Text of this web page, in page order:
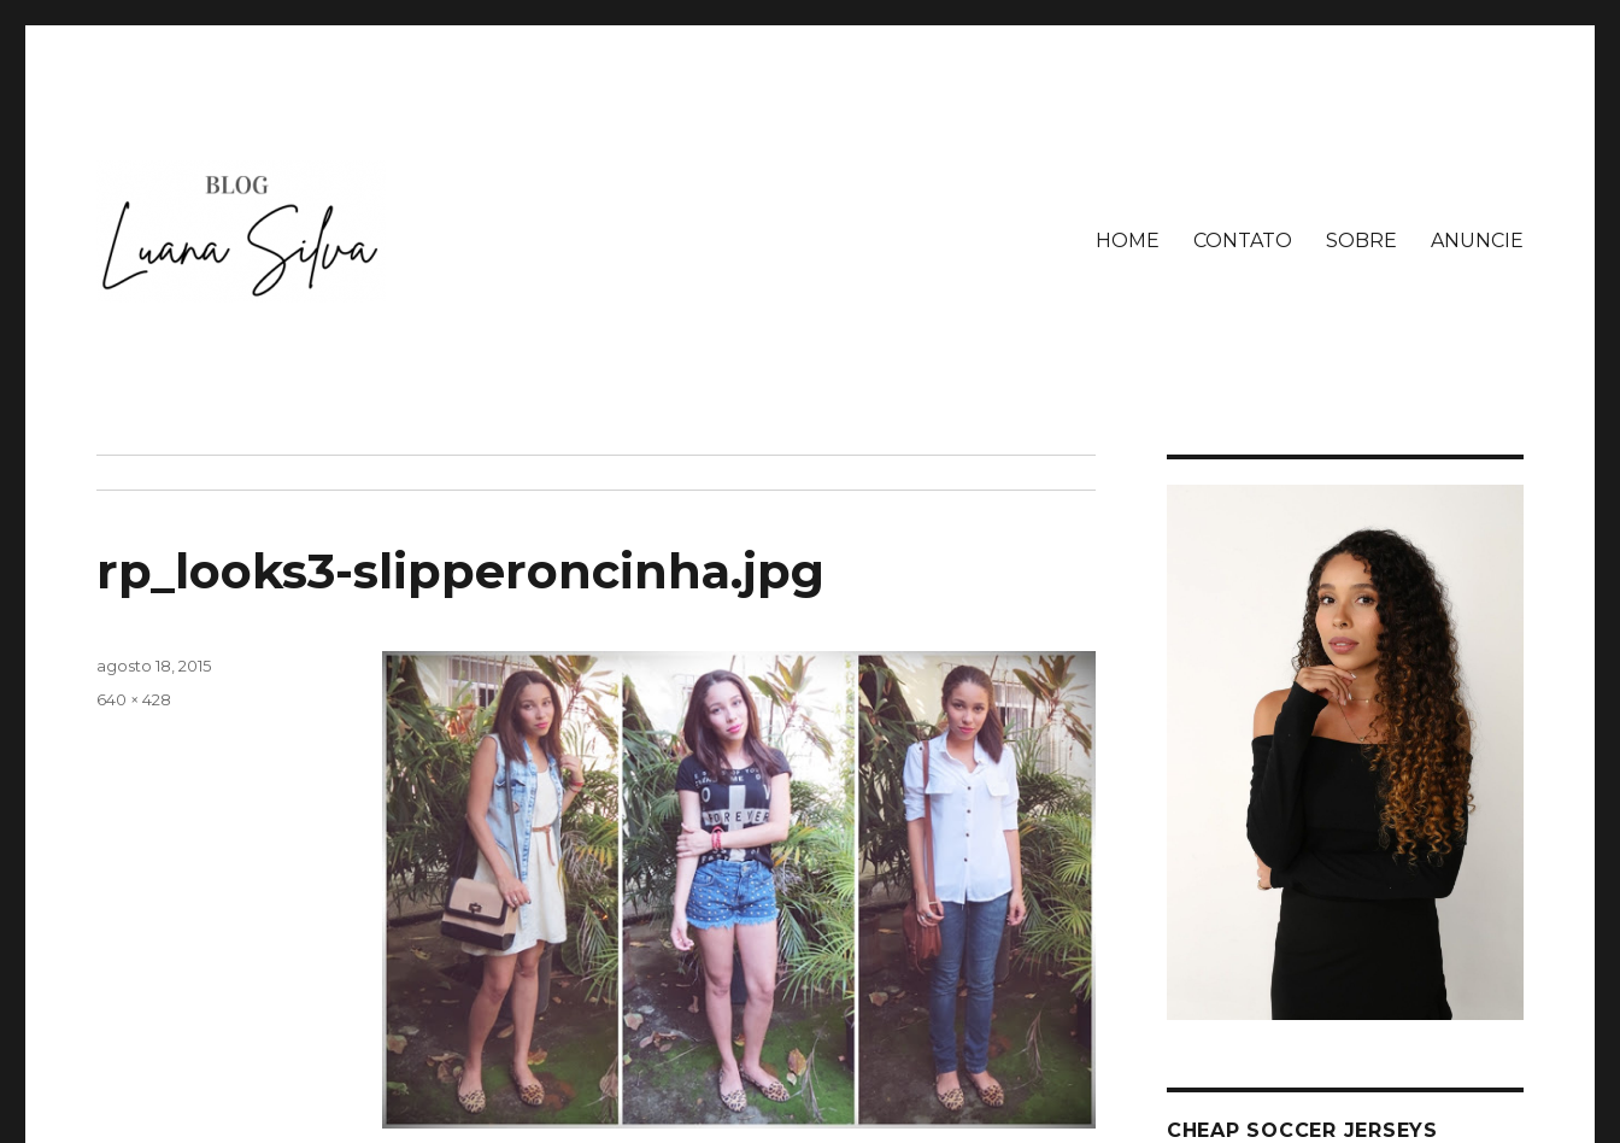
HOME CONTATO SOBRE ANUNCIE
rp_looks3-slipperoncinha.jpg
Publicado
agosto 18, 2015
Tamanho
640 × 428
CHEAP SOCCER JERSEYS